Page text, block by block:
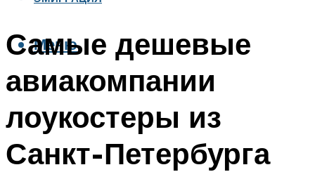
Меню
Самые дешевые
авиакомпании
лоукостеры из
Санкт-Петербурга